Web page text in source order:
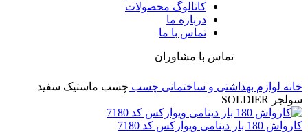
کاتالوگ محصولات
درباره ما
تماس با ما
تماس با مشاوران
خانه لوازم بهداشتی و ساختمانی چسب چسب ماستیک سفید
سولجر SOLDIER
کارواش 180 بار دینامی ویوارکس کد 7180